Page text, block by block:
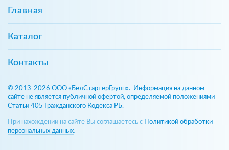
Главная
Каталог
Контакты
© 2013-2026 ООО «БелСтартерГрупп». Информация на данном
сайте не является публичной офертой, определяемой положениями
Статьи 405 Гражданского Кодекса РБ.
При нахождении на сайте Вы соглашаетесь с
Политикой обработки
персональных данных.